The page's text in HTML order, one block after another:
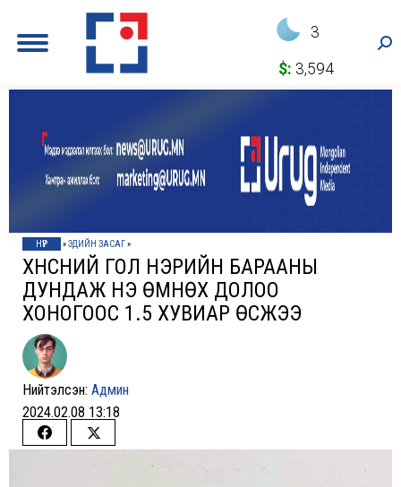
3
$: 3,594
НҮҮР »ЭДИЙН ЗАСАГ»
ХҮНСНИЙ ГОЛ НЭРИЙН БАРААНЫ
ДУНДАЖ ҮНЭ ӨМНӨХ ДОЛОО
ХОНОГООС 1.5 ХУВИАР ӨСЖЭЭ
Нийтэлсэн: Админ
2024.02.08 13:18
Share
Share